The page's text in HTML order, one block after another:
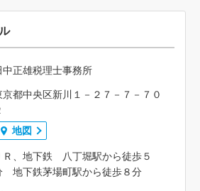
中正雄税理士事務所
京都中央区新川１－２７－７－７０
地図
Ｒ、地下鉄 八丁堀駅から徒歩５
地下鉄茅場町駅から徒歩８分